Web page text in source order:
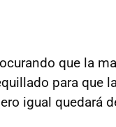
que la
para que
igual quedará